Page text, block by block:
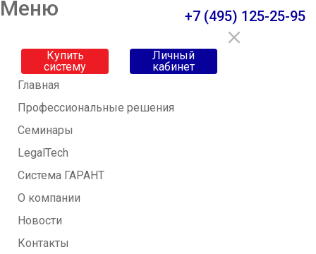
Меню
Купить
систему
Личный
кабинет
Главная
Профессиональные решения
Семинары
LegalTech
Система ГАРАНТ
О компании
Новости
Контакты
+7 (495) 125-25-95